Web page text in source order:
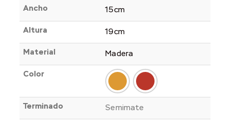
Ancho 15cm
Altura 19cm
Material Madera
Color
Terminado Semimate